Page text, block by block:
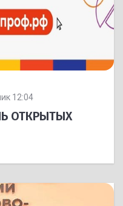
12:04
ОТКРЫТЫХ